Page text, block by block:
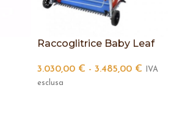
Raccoglitrice Baby Leaf
3.030,00 € - 3.485,00 €
IVA
esclusa